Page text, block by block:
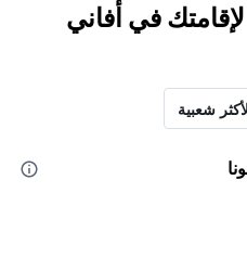
في أفاني
شعبية